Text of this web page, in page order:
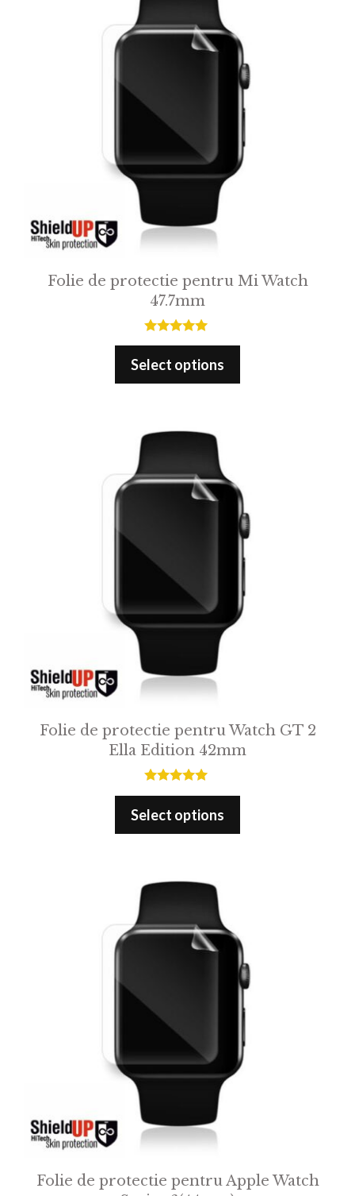
Folie de protectie pentru Mi Watch
47.7mm
5.00
Select options
Folie de protectie pentru Watch GT 2
Ella Edition 42mm
5.00
Select options
Folie de protectie pentru Apple Watch